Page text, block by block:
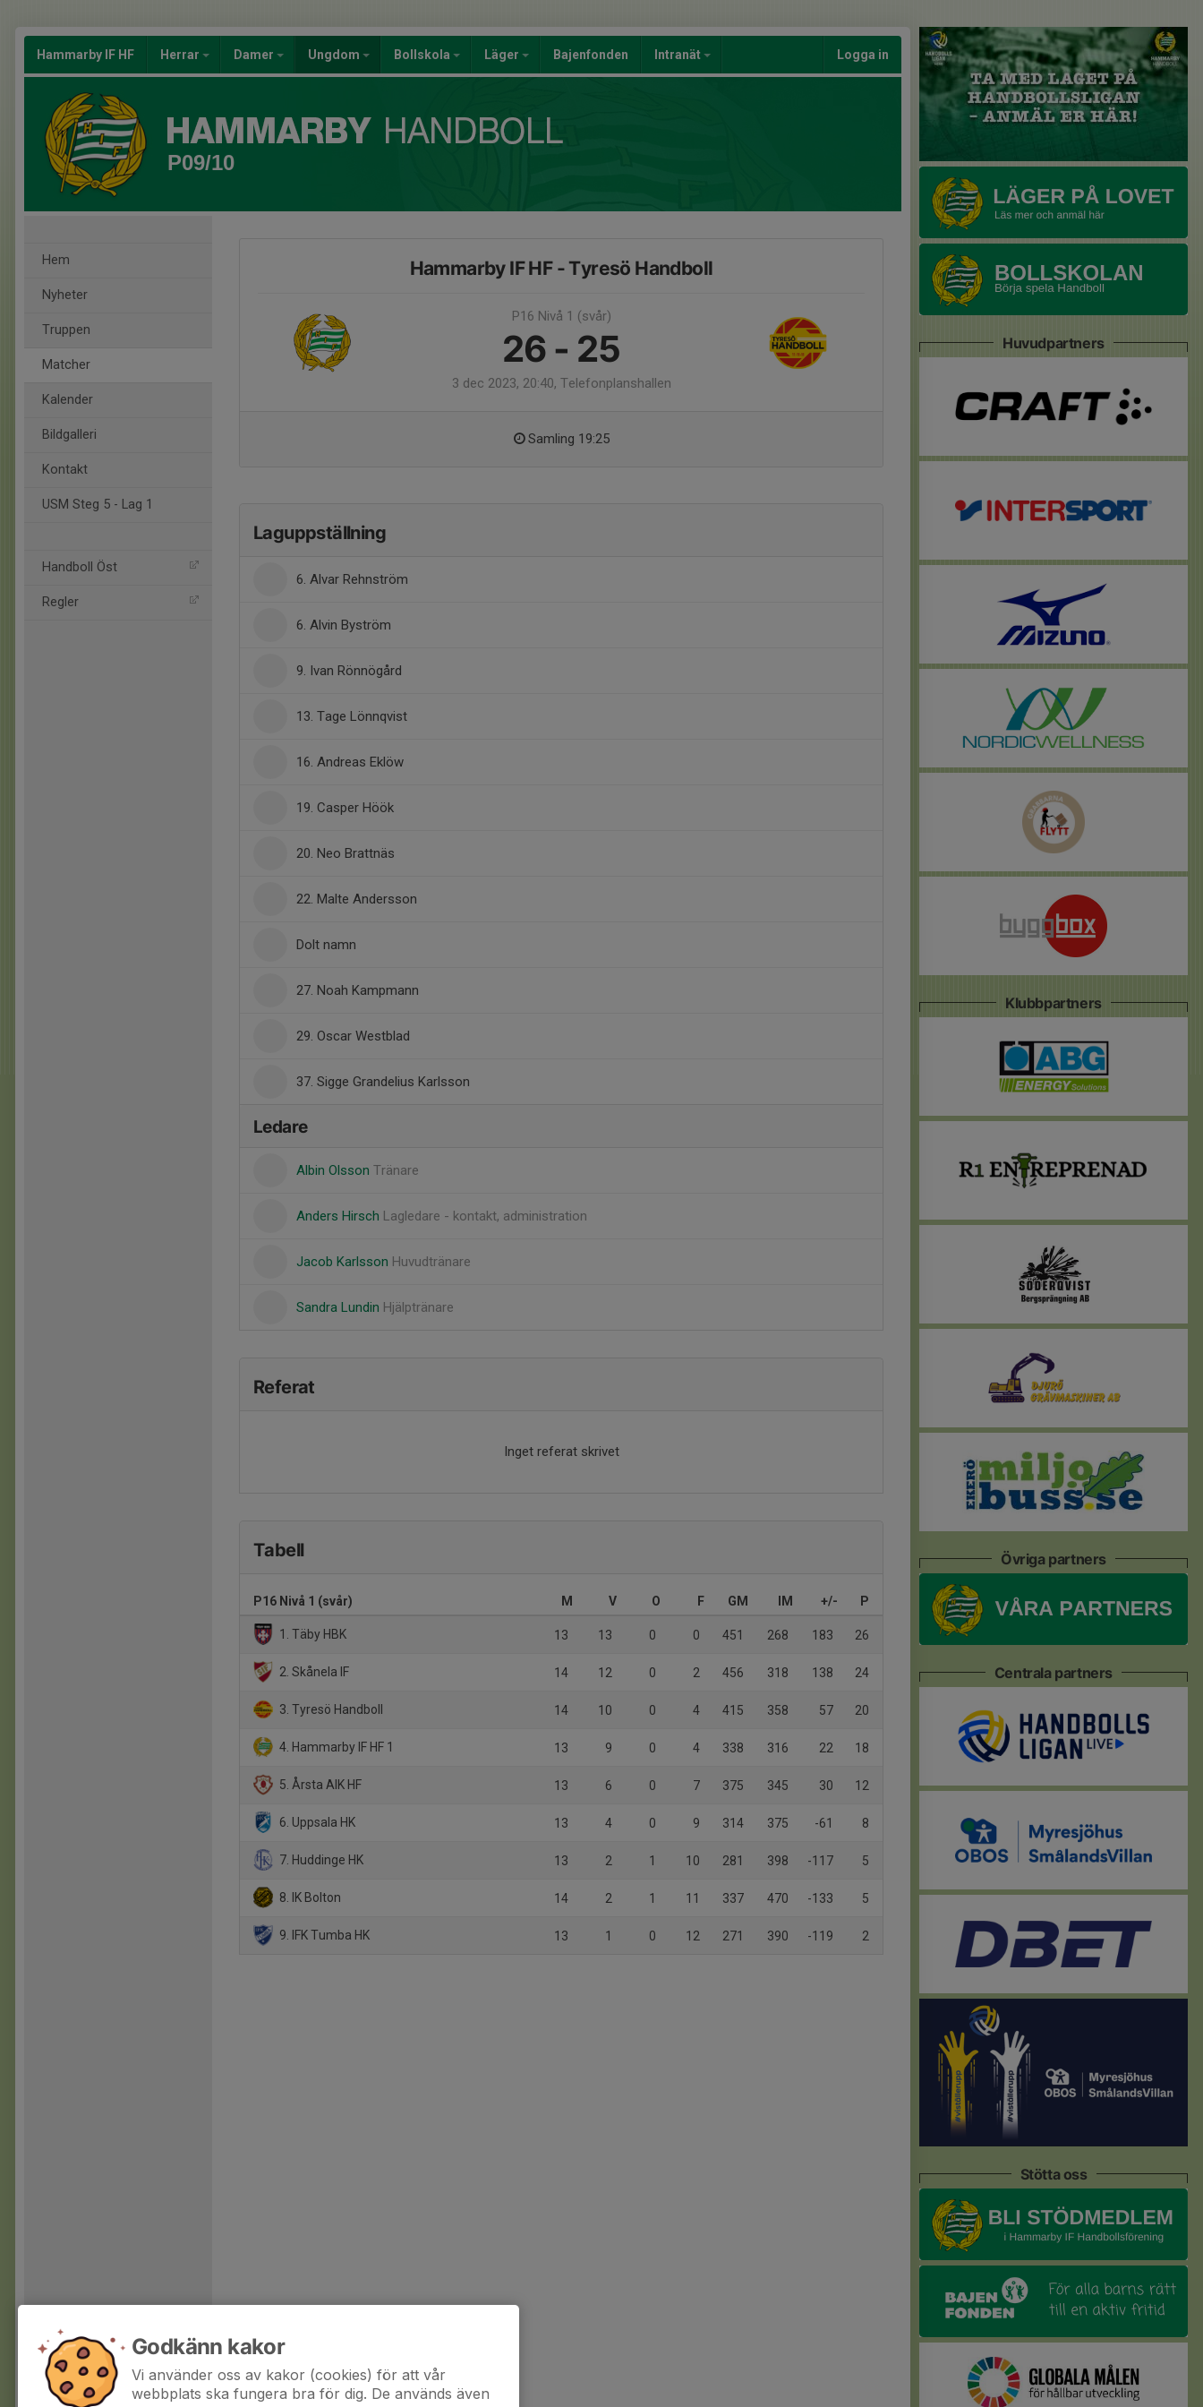
Hammarby IF HF Herrar Damer Ungdom Bollskola Läger Bajenfonden Intranät Logga in
P09/10
Hem
Nyheter
Truppen
Matcher
Kalender
Bildgalleri
Kontakt
USM Steg 5 - Lag 1
Handboll Öst
Regler
Hammarby IF HF - Tyresö Handboll
P16 Nivå 1 (svår)
26 - 25
3 dec 2023, 20:40, Telefonplanshallen
Samling 19:25
Laguppställning
6. Alvar Rehnström
6. Alvin Byström
9. Ivan Rönnögård
13. Tage Lönnqvist
16. Andreas Eklöw
19. Casper Höök
20. Neo Brattnäs
22. Malte Andersson
Dolt namn
27. Noah Kampmann
29. Oscar Westblad
37. Sigge Grandelius Karlsson
Ledare
Albin Olsson Tränare
Anders Hirsch Lagledare - kontakt, administration
Jacob Karlsson Huvudtränare
Sandra Lundin Hjälptränare
Referat
Inget referat skrivet
Tabell
P16 Nivå 1 (svår) M V O F GM IM +/- P
1. Täby HBK 13 13 0 0 451 268 183 26
2. Skånela IF 14 12 0 2 456 318 138 24
3. Tyresö Handboll 14 10 0 4 415 358 57 20
4. Hammarby IF HF 1 13 9 0 4 338 316 22 18
5. Årsta AIK HF 13 6 0 7 375 345 30 12
6. Uppsala HK 13 4 0 9 314 375 -61 8
7. Huddinge HK 13 2 1 10 281 398 -117 5
8. IK Bolton 14 2 1 11 337 470 -133 5
9. IFK Tumba HK 13 1 0 12 271 390 -119 2
Huvudpartners
Klubbpartners
Övriga partners
Centrala partners
Stötta oss
Godkänn kakor
Vi använder oss av kakor (cookies) för att vår
webbplats ska fungera bra för dig. De används även